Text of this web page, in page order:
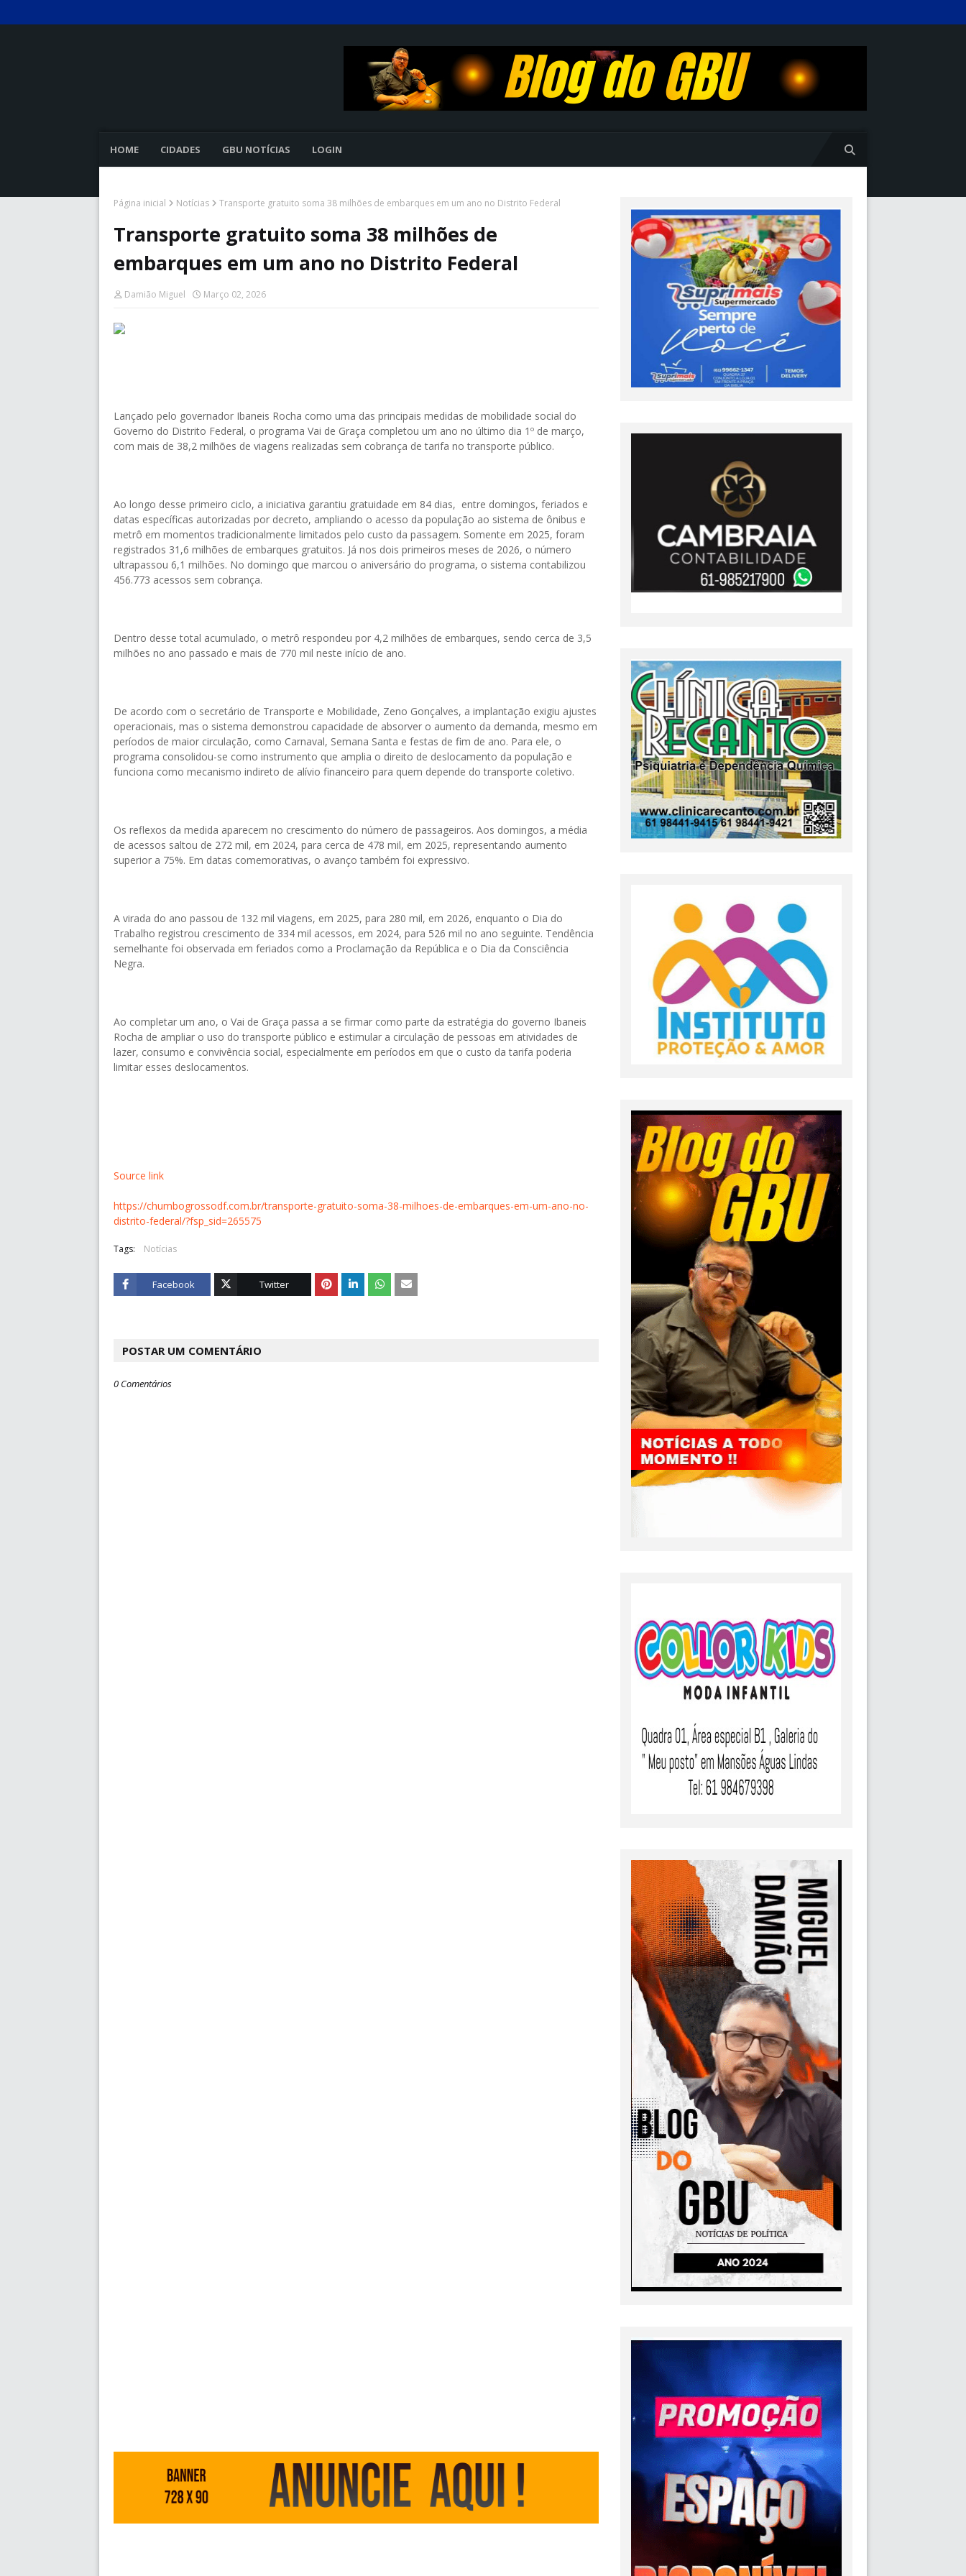
HOME CIDADES GBU NOTÍCIAS LOGIN
Página inicial Notícias Transporte gratuito soma 38 milhões de embarques em um ano no Distrito Federal
Transporte gratuito soma 38 milhões de
embarques em um ano no Distrito Federal
Damião Miguel Março 02, 2026
Lançado pelo governador Ibaneis Rocha como uma das principais medidas de mobilidade social do
Governo do Distrito Federal, o programa Vai de Graça completou um ano no último dia 1º de março,
com mais de 38,2 milhões de viagens realizadas sem cobrança de tarifa no transporte público.
Ao longo desse primeiro ciclo, a iniciativa garantiu gratuidade em 84 dias, entre domingos, feriados e
datas específicas autorizadas por decreto, ampliando o acesso da população ao sistema de ônibus e
metrô em momentos tradicionalmente limitados pelo custo da passagem. Somente em 2025, foram
registrados 31,6 milhões de embarques gratuitos. Já nos dois primeiros meses de 2026, o número
ultrapassou 6,1 milhões. No domingo que marcou o aniversário do programa, o sistema contabilizou
456.773 acessos sem cobrança.
Dentro desse total acumulado, o metrô respondeu por 4,2 milhões de embarques, sendo cerca de 3,5
milhões no ano passado e mais de 770 mil neste início de ano.
De acordo com o secretário de Transporte e Mobilidade, Zeno Gonçalves, a implantação exigiu ajustes
operacionais, mas o sistema demonstrou capacidade de absorver o aumento da demanda, mesmo em
períodos de maior circulação, como Carnaval, Semana Santa e festas de fim de ano. Para ele, o
programa consolidou-se como instrumento que amplia o direito de deslocamento da população e
funciona como mecanismo indireto de alívio financeiro para quem depende do transporte coletivo.
Os reflexos da medida aparecem no crescimento do número de passageiros. Aos domingos, a média
de acessos saltou de 272 mil, em 2024, para cerca de 478 mil, em 2025, representando aumento
superior a 75%. Em datas comemorativas, o avanço também foi expressivo.
A virada do ano passou de 132 mil viagens, em 2025, para 280 mil, em 2026, enquanto o Dia do
Trabalho registrou crescimento de 334 mil acessos, em 2024, para 526 mil no ano seguinte. Tendência
semelhante foi observada em feriados como a Proclamação da República e o Dia da Consciência
Negra.
Ao completar um ano, o Vai de Graça passa a se firmar como parte da estratégia do governo Ibaneis
Rocha de ampliar o uso do transporte público e estimular a circulação de pessoas em atividades de
lazer, consumo e convivência social, especialmente em períodos em que o custo da tarifa poderia
limitar esses deslocamentos.
Source link
https://chumbogrossodf.com.br/transporte-gratuito-soma-38-milhoes-de-embarques-em-um-ano-no-
distrito-federal/?fsp_sid=265575
Tags: Notícias
Facebook Twitter
POSTAR UM COMENTÁRIO
0 Comentários